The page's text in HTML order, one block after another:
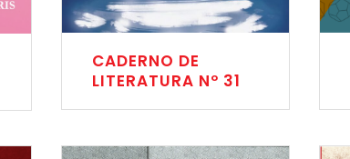
CADERNO DE
LITERATURA Nº 31